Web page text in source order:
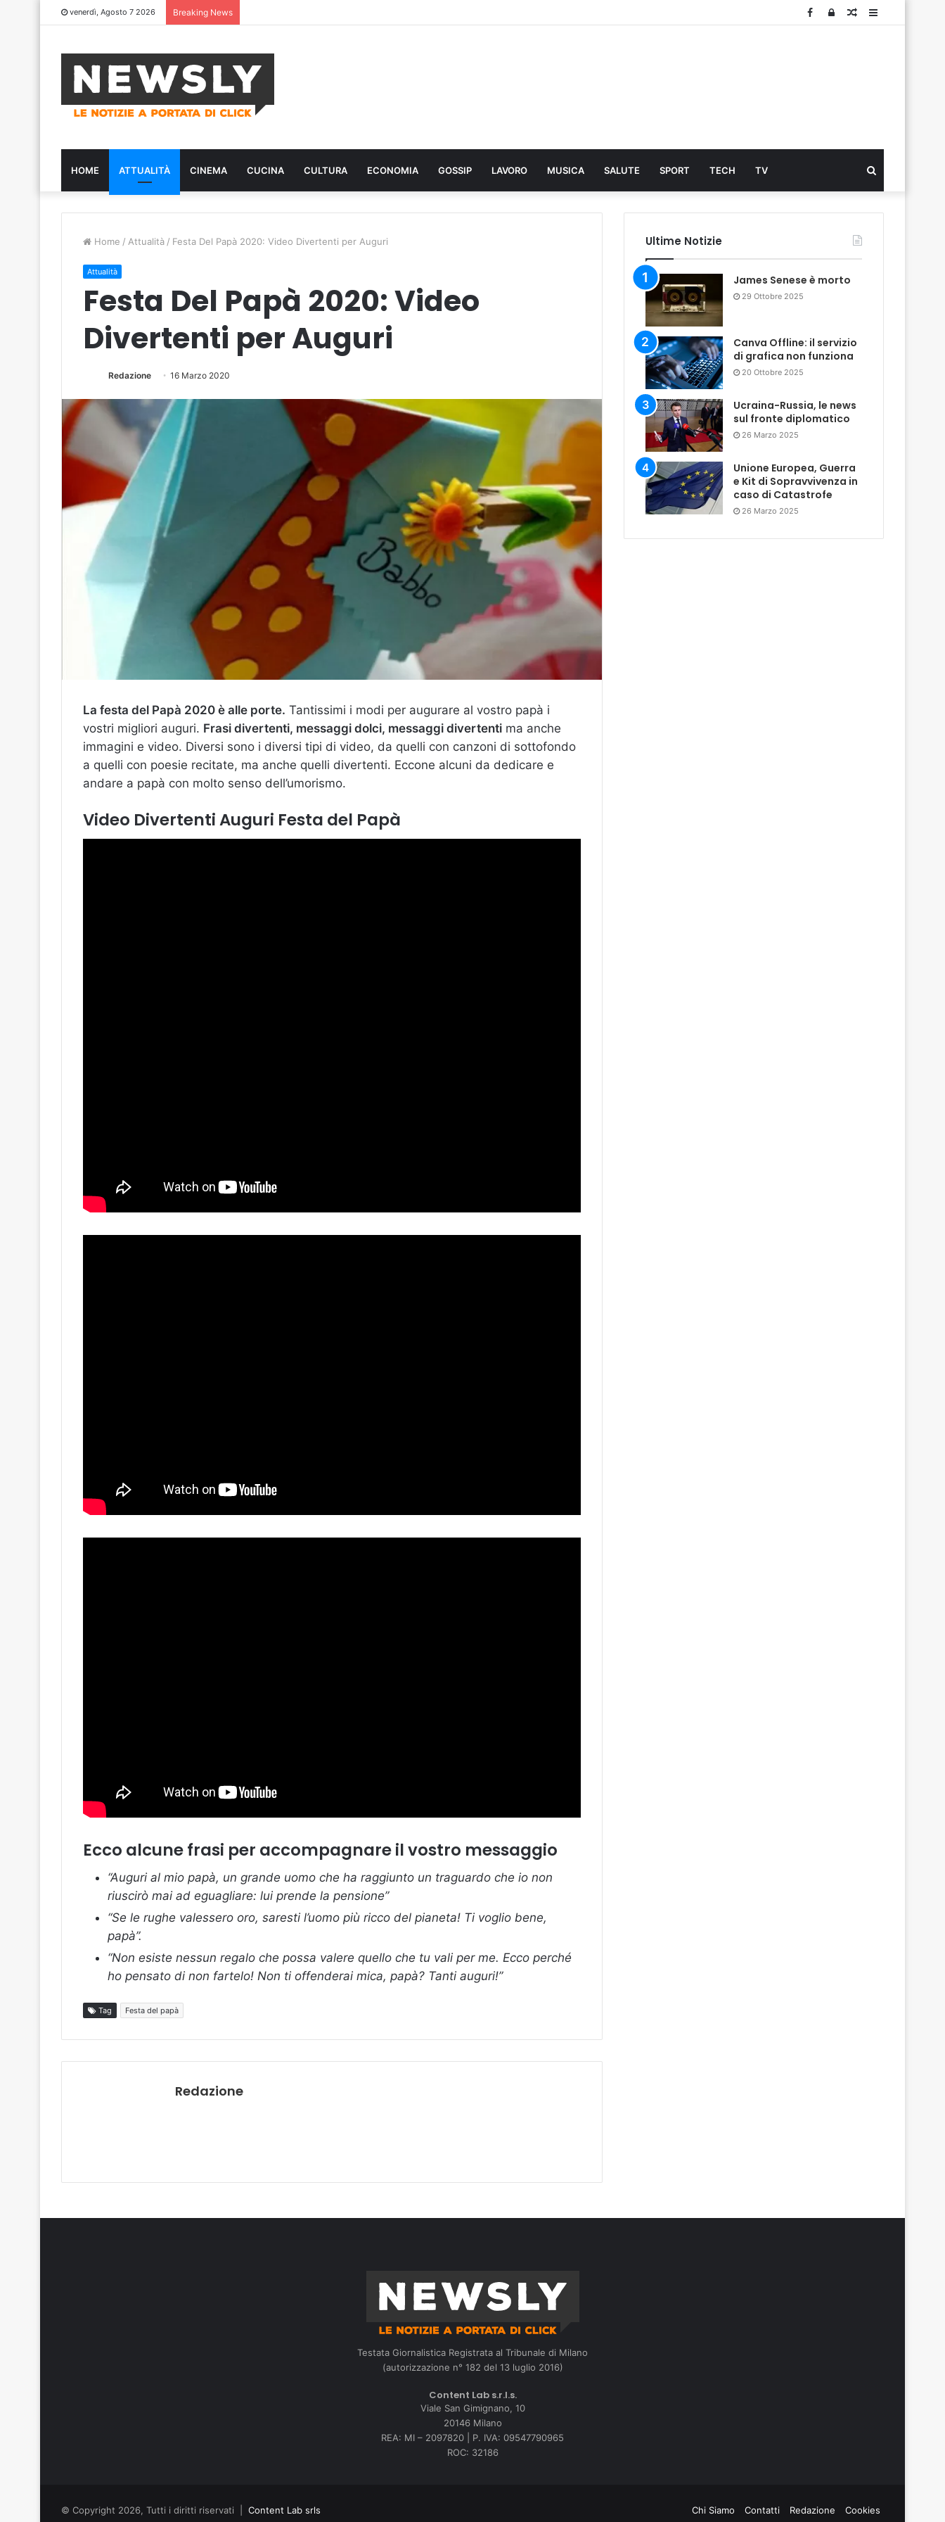
venerdì, Agosto 7 2026 Breaking News Sidebar
Articolo
Log
Facebook
HOME ATTUALITÀ CINEMA CUCINA CULTURA ECONOMIA GOSSIP LAVORO MUSICA SALUTE SPORT TECH TV
...
Home / Attualità / Festa Del Papà 2020: Video Divertenti per Auguri
Attualità
Festa Del Papà 2020: Video
Divertenti per Auguri
Redazione 16 Marzo 2020
La festa del Papà 2020 è alle porte. Tantissimi i modi per augurare al vostro papà i
vostri migliori auguri. Frasi divertenti, messaggi dolci, messaggi divertenti ma anche
immagini e video. Diversi sono i diversi tipi di video, da quelli con canzoni di sottofondo
a quelli con poesie recitate, ma anche quelli divertenti. Eccone alcuni da dedicare e
andare a papà con molto senso dell’umorismo.
Video Divertenti Auguri Festa del Papà
Ecco alcune frasi per accompagnare il vostro messaggio
“Auguri al mio papà, un grande uomo che ha raggiunto un traguardo che io non
riuscirò mai ad eguagliare: lui prende la pensione”
“Se le rughe valessero oro, saresti l’uomo più ricco del pianeta! Ti voglio bene,
papà”.
“Non esiste nessun regalo che possa valere quello che tu vali per me. Ecco perché
ho pensato di non fartelo! Non ti offenderai mica, papà? Tanti auguri!”
Tag Festa del papà
Redazione
Ultime Notizie
James Senese è morto
29 Ottobre 2025
Canva Offline: il servizio
di grafica non funziona
20 Ottobre 2025
Ucraina-Russia, le news
sul fronte diplomatico
26 Marzo 2025
Unione Europea, Guerra
e Kit di Sopravvivenza in
caso di Catastrofe
26 Marzo 2025
Testata Giornalistica Registrata al Tribunale di Milano
(autorizzazione n° 182 del 13 luglio 2016)
Content Lab s.r.l.s.
Viale San Gimignano, 10
20146 Milano
REA: MI – 2097820 | P. IVA: 09547790965
ROC: 32186
© Copyright 2026, Tutti i diritti riservati | Content Lab srls Chi Siamo Contatti Redazione Cookies